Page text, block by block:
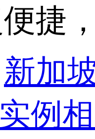
捷
新加
例